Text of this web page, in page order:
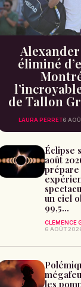
éliminé
de Tallon
LAURA PERRET6
Éclipse
août
prépare
un ciel
99,5...
CLÉMENCE
6 AOÛT
les